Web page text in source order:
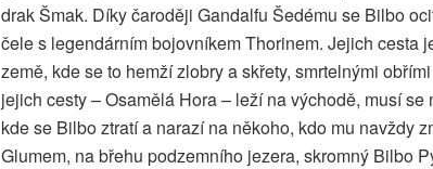
drak Šmak. Díky čaroději Gandalfu Šedému se Bilbo
čele s legendárním bojovníkem Thorinem. Jejich cesta
země, kde se to hemží zlobry a skřety, smrtelnými
jejich cesty – Osamělá Hora – leží na východě, musí
kde se Bilbo ztratí a narazí na někoho, kdo mu navždy
Glumem, na břehu podzemního jezera, skromný Bilbo